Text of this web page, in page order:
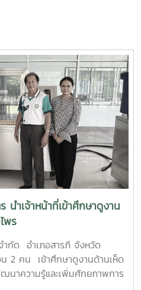
นำเจ้าหน้าที่เข้าศึกษาดูงาน
พร
ำกัด อำเภอสารภี จังหวัด
น 2 คน เข้าศึกษาดูงานด้านเห็ด
นาความรู้และเพิ่มศักยภาพการ